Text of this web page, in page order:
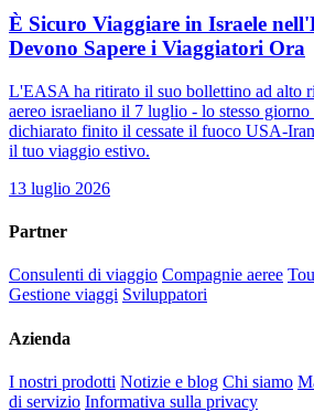
È Sicuro Viaggiare in Israele
Devono Sapere i Viaggiatori Ora
L'EASA ha ritirato il suo bollettino ad alto
aereo israeliano il 7 luglio - lo stesso
dichiarato finito il cessate il fuoco USA-
il tuo viaggio estivo.
13 luglio 2026
Partner
Consulenti di viaggio Compagnie aeree
Gestione viaggi Sviluppatori
Azienda
I nostri prodotti Notizie e blog Chi siamo
di servizio Informativa sulla privacy